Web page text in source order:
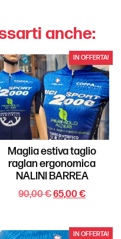
anche:
IN OFFERTA!
Maglia estiva taglio
raglan ergonomica
NALINI BARREA
90,00€65,00€
IN OFFERTA!